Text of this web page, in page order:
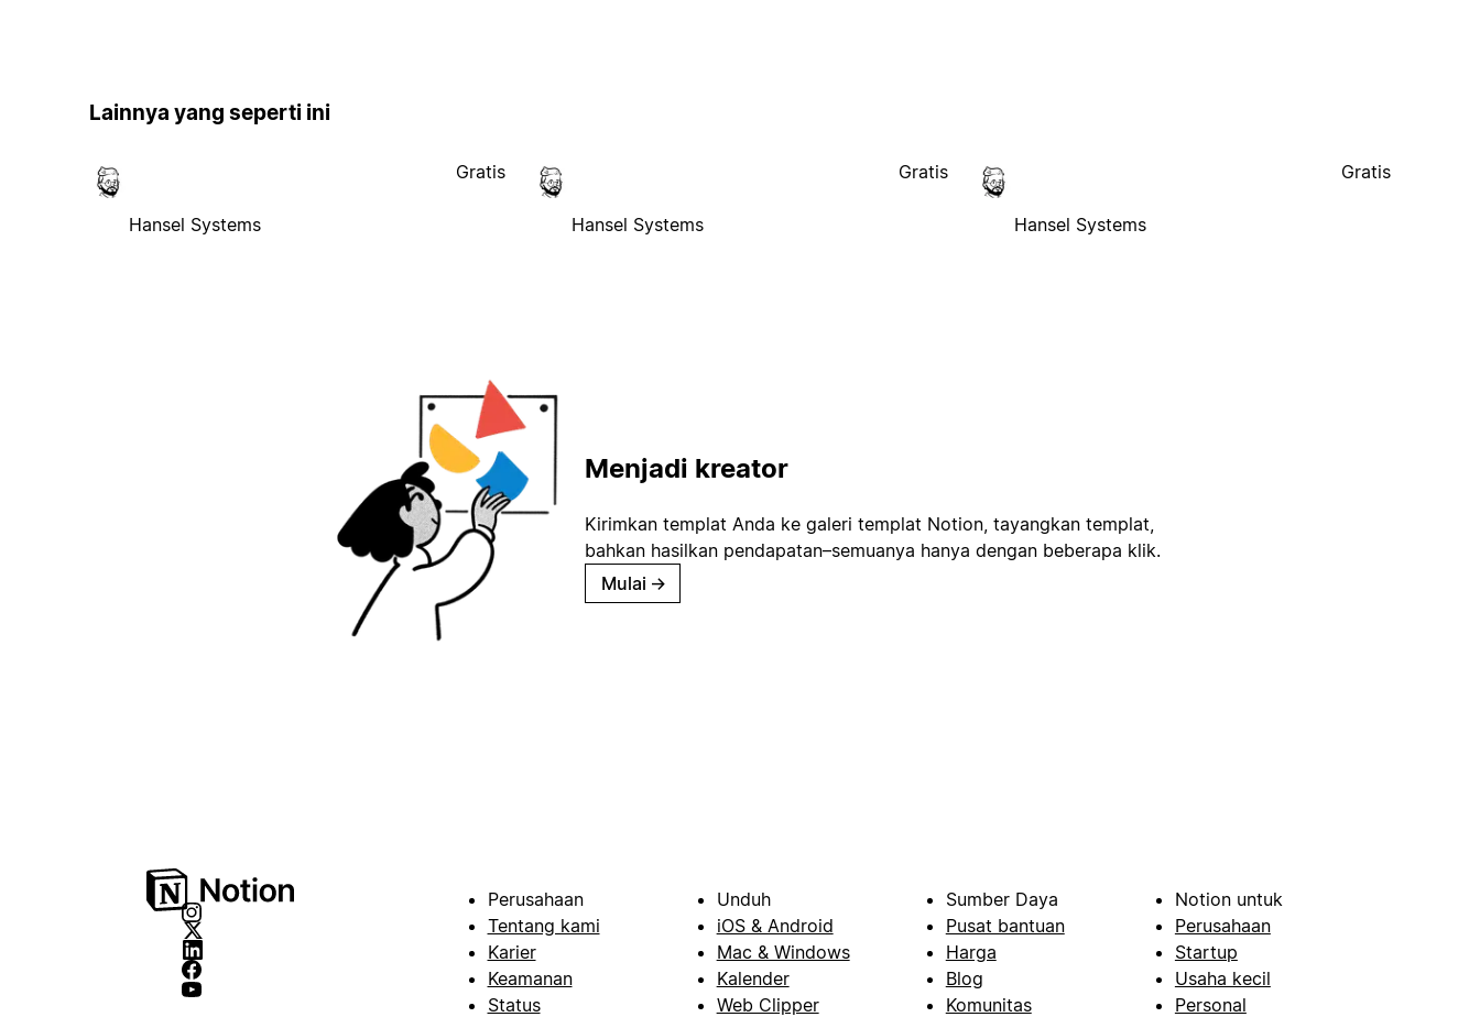
Lainnya yang seperti ini
Hansel Systems
Gratis
Hansel Systems
Gratis
Hansel Systems
Gratis
Menjadi kreator
Kirimkan templat Anda ke galeri templat Notion, tayangkan templat,
bahkan hasilkan pendapatan–semuanya hanya dengan beberapa klik.
Mulai →
Perusahaan
Tentang kami
Karier
Keamanan
Status
Unduh
iOS & Android
Mac & Windows
Kalender
Web Clipper
Sumber Daya
Pusat bantuan
Harga
Blog
Komunitas
Notion untuk
Perusahaan
Startup
Usaha kecil
Personal